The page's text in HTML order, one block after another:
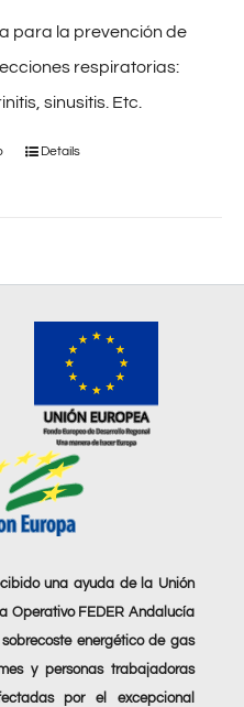
para la prevención de
respiratorias:
sinusitis. Etc.
Details
una ayuda de la Unión
Operativo FEDER Andalucía
energético de gas
y personas trabajadoras
por el excepcional